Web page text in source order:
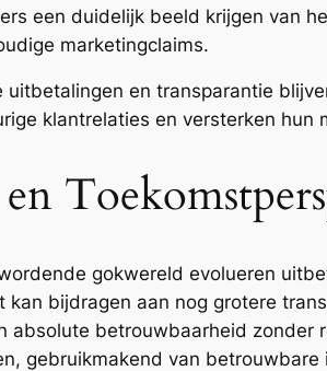
een duidelijk beeld krijgen van
marketingclaims.
uitbetalingen en transparantie
klantrelaties en versterken hun
gokwereld evolueren
kan bijdragen aan nog grotere
absolute betrouwbaarheid zonder
gebruikmakend van